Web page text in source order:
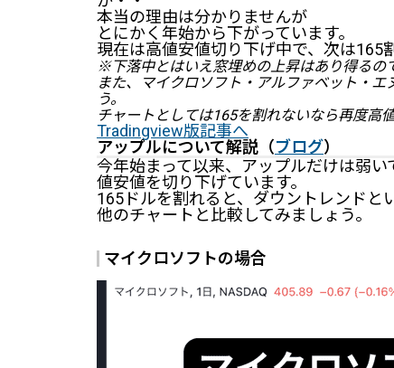
本当の理由は分かりませんが
とにかく年始から下がっています。
現在は高値安値切り下げ中で、次は165
※下落中とはいえ窓埋めの上昇はあり得るの
また、マイクロソフト・アルファベット・
う。
チャートとしては165を割れないなら再度高値
Tradingview版記事へ
アップルについて解説（ブログ）
今年始まって以来、アップルだけは弱
値安値を切り下げています。
165ドルを割れると、ダウントレンドと
他のチャートと比較してみましょう。
マイクロソフトの場合